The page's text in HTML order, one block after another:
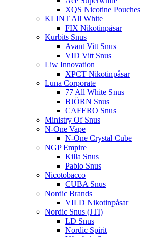
XQS Nicotine Pouches
KLINT All White
FIX Nikotinpåsar
Kurbits Snus
Avant Vitt Snus
VID Vitt Snus
Liw Innovation
XPCT Nikotinpåsar
Luna Corporate
77 All White Snus
BJÖRN Snus
CAFERO Snus
Ministry Of Snus
N-One Vape
N-One Crystal Cube
NGP Empire
Killa Snus
Pablo Snus
Nicotobacco
CUBA Snus
Nordic Brands
VILD Nikotinpåsar
Nordic Snus (JTI)
LD Snus
Nordic Spirit